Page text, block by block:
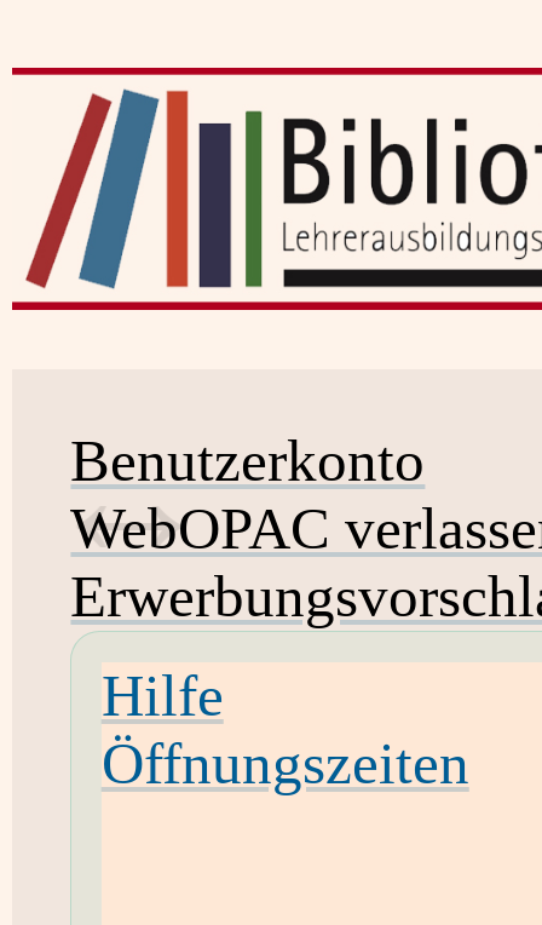
Benutzerkonto
WebOPAC
Hilfe
Öffnungszeiten